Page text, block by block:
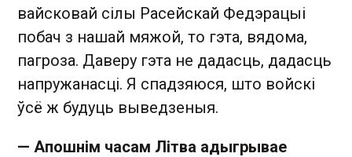
вайсковай сілы Расейскай Федэрацыі
побач з нашай мяжой, то гэта, вядома,
пагроза. Даверу гэта не дадасць, дадасць
напружанасці. Я спадзяюся, што войскі
ўсё ж будуць выведзеныя.
— Апошнім часам Літва адыгрывае